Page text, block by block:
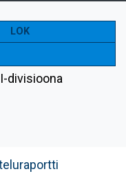
LOK
divisioona